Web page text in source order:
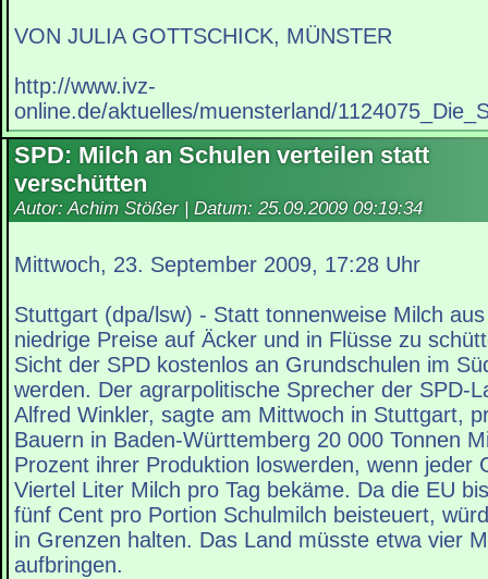
VON JULIA GOTTSCHICK, MÜNSTER
http://www.ivz-
online.de/aktuelles/muensterland/
SPD: Milch an Schulen verteilen statt
verschütten
Autor: Achim Stößer | Datum: 25.09.2009 09:19:34
Mittwoch, 23. September 2009, 17:28 Uhr
Stuttgart (dpa/lsw) - Statt tonnenweise Milch
niedrige Preise auf Äcker und in Flüsse zu
Sicht der SPD kostenlos an Grundschulen im
werden. Der agrarpolitische Sprecher der SPD-
Alfred Winkler, sagte am Mittwoch in Stuttgart,
Bauern in Baden-Württemberg 20 000 Tonnen
Prozent ihrer Produktion loswerden, wenn jeder
Viertel Liter Milch pro Tag bekäme. Da die EU
fünf Cent pro Portion Schulmilch beisteuert,
in Grenzen halten. Das Land müsste etwa vier
aufbringen.